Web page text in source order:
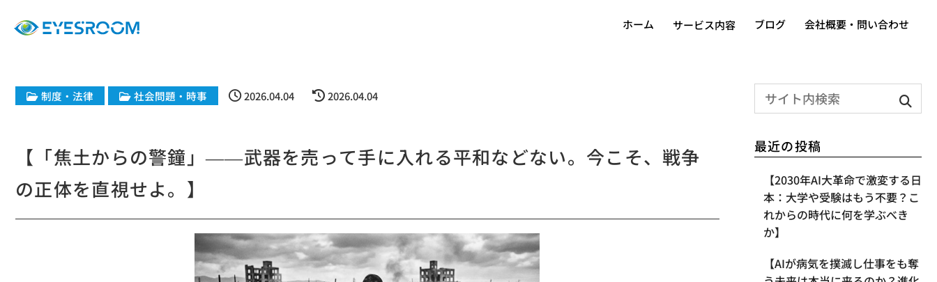
ホーム サービス内容 ブログ 会社概要・問い合わせ
制度・法律 社会問題・時事 2026.04.04 2026.04.04
【​「焦土からの警鐘」——武器を売って手に入れる平和などない。今こそ、戦争
の正体を直視せよ。】
最近の投稿
【2030年AI大革命で激変する日
本：大学や受験はもう不要？こ
れからの時代に何を学ぶべき
か】
【AIが病気を撲滅し仕事をも奪